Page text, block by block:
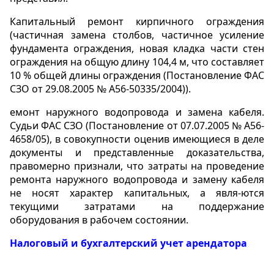
Капитальный ремонт кирпичного ограждения
(частичная замена столбов, частичное усиление
фундамента ограждения, новая кладка части стен
ограждения на общую длину 104,4 м, что составляет
10 % общей длины ограждения (Постановление ФАС
СЗО от 29.08.2005 № А56-50335/2004)).
емонт наружного водопровода и замена кабеля.
Судьи ФАС СЗО (Постановление от 07.07.2005 № А56-
4658/05), в совокупности оценив имеющиеся в деле
документы и представленные доказательства,
правомерно признали, что затраты на проведение
ремонта наружного водопровода и замену кабеля
не носят характер капитальных, а явля-ются
текущими затратами на поддержание
оборудования в рабочем состоянии.
Налоговый и бухгалтерский учет арендатора